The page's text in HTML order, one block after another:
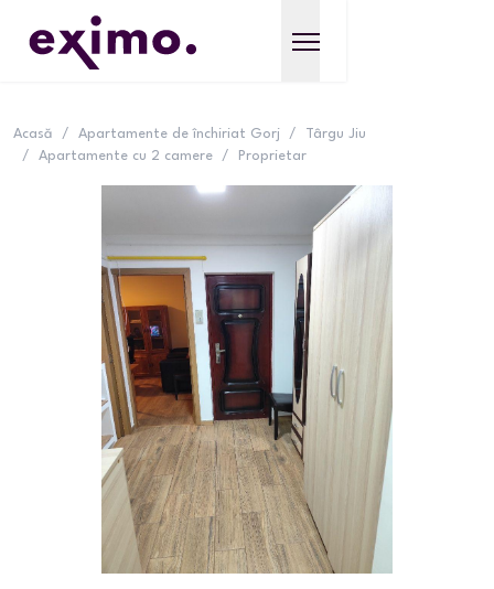
Acasă / Apartamente de închiriat Gorj /
Târgu Jiu
/
Apartamente cu 2 camere / Proprietar